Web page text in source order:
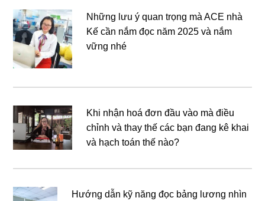
Những lưu ý quan trọng mà ACE nhà
Kế cần nắm đọc năm 2025 và nắm
vững nhé
Khi nhận hoá đơn đầu vào mà điều
chỉnh và thay thế các bạn đang kê khai
và hạch toán thế nào?
Hướng dẫn kỹ năng đọc bảng lương nhìn